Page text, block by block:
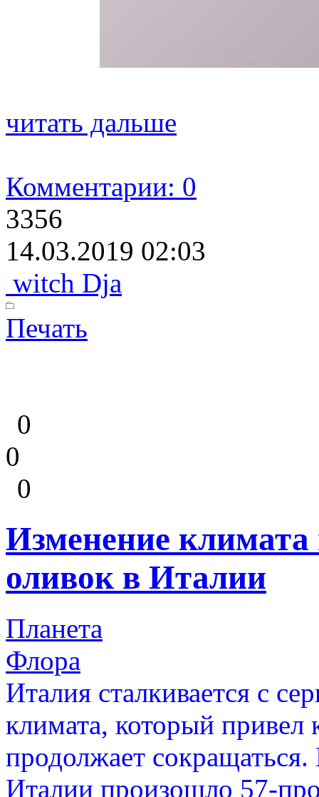
читать дальше
Комментарии: 0
3356
14.03.2019 02:03
witch Dja
Печать
0
0
0
Изменение
оливок в Италии
Планета
Флора
Италия сталкивается с
климата, который привел
продолжает
Италии произошло 57-